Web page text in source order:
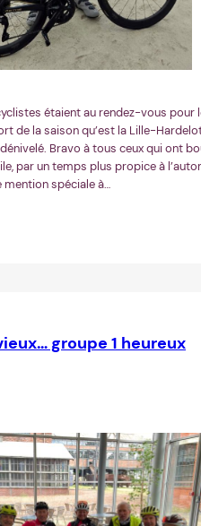
étaient au rendez-vous pour
de la saison qu’est la Lille-
Bravo à tous ceux qui ont
par un temps plus propice à
mention spéciale à…
groupe 1 heureux